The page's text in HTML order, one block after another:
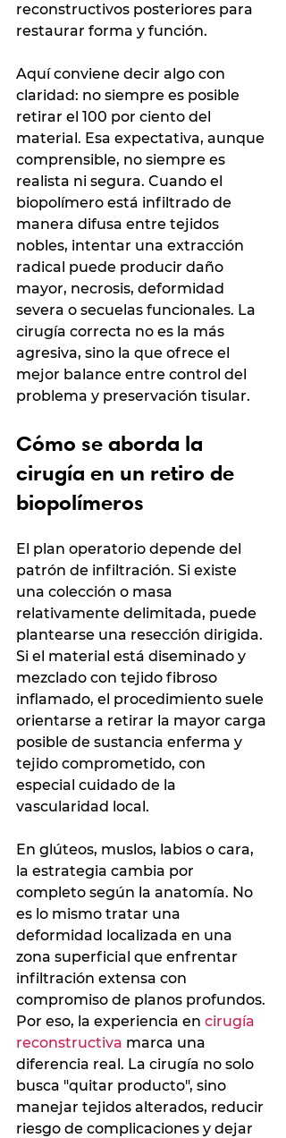
reconstructivos posteriores para
restaurar forma y función.
Aquí conviene decir algo con
claridad: no siempre es posible
retirar el 100 por ciento del
material. Esa expectativa, aunque
comprensible, no siempre es
realista ni segura. Cuando el
biopolímero está infiltrado de
manera difusa entre tejidos
nobles, intentar una extracción
radical puede producir daño
mayor, necrosis, deformidad
severa o secuelas funcionales. La
cirugía correcta no es la más
agresiva, sino la que ofrece el
mejor balance entre control del
problema y preservación tisular.
Cómo se aborda la
cirugía en un retiro de
biopolímeros
El plan operatorio depende del
patrón de infiltración. Si existe
una colección o masa
relativamente delimitada, puede
plantearse una resección dirigida.
Si el material está diseminado y
mezclado con tejido fibroso
inflamado, el procedimiento suele
orientarse a retirar la mayor carga
posible de sustancia enferma y
tejido comprometido, con
especial cuidado de la
vascularidad local.
En glúteos, muslos, labios o cara,
la estrategia cambia por
completo según la anatomía. No
es lo mismo tratar una
deformidad localizada en una
zona superficial que enfrentar
infiltración extensa con
compromiso de planos profundos.
Por eso, la experiencia en cirugía
reconstructiva marca una
diferencia real. La cirugía no solo
busca "quitar producto", sino
manejar tejidos alterados, reducir
riesgo de complicaciones y dejar